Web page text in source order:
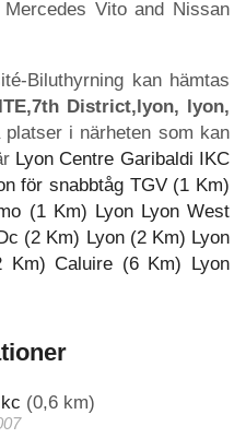
Vito and Nissan
Biluthyrning kan hämtas
District,lyon, lyon,
i närheten som kan
Lyon Centre Garibaldi IKC
för snabbtåg TGV (1 Km)
(1 Km) Lyon Lyon West
(2 Km) Lyon (2 Km) Lyon
Km) Caluire (6 Km) Lyon
(0,6 km)